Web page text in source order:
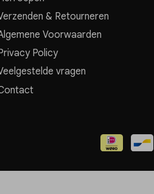
& Retourneren
Voorwaarden
Policy
vragen